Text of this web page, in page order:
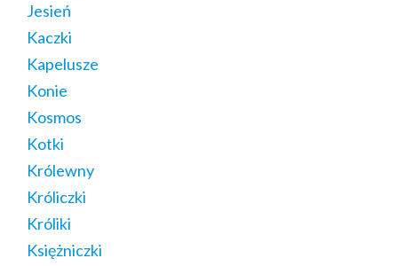
Jesień
Kaczki
Kapelusze
Konie
Kosmos
Kotki
Królewny
Króliczki
Króliki
Księżniczki